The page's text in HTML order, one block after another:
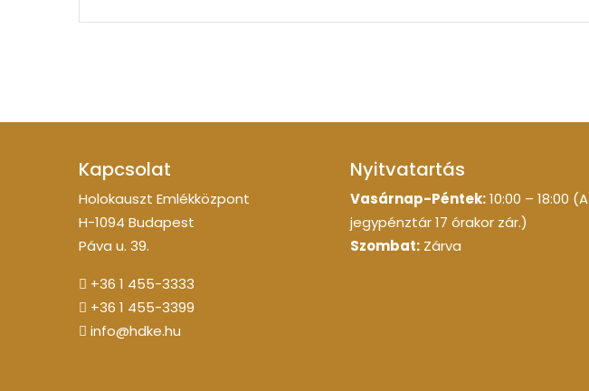
Kapcsolat
Holokauszt Emlékközpont
H-1094 Budapest
Páva u. 39.
+36 1 455-3333
+36 1 455-3399
info@hdke.hu
Nyitvatartás
Vasárnap-Péntek:10:00 – 18:00 (A
jegypénztár 17 órakor zár.)
Szombat: Zárva